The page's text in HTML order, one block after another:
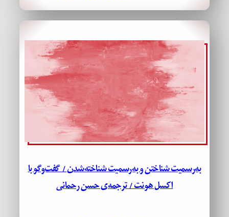
به‌رسمیت شناختن و به‌رسمیت شناخته‌شدن / گفت‌وگو با
اکسل هونت / ترجمه‌ی حسن رحمانی